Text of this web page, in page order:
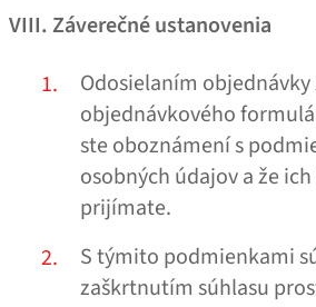
VIII. Záverečné ustanovenia
Odosielaním
objednávkového
ste oboznámení s
osobných údajov a že
prijímate.
S týmito podmienkami
zaškrtnutím súhlasu